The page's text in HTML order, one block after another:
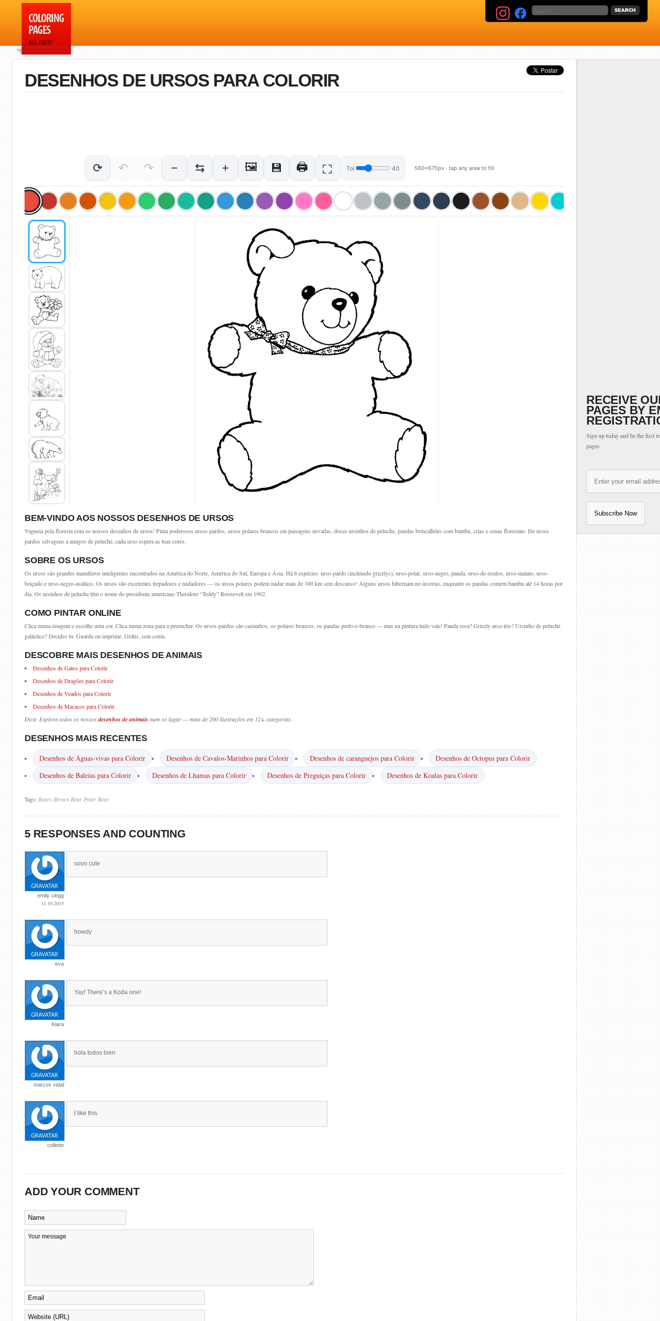
DESENHOS DE URSOS PARA COLORIR
BEM-VINDO AOS NOSSOS DESENHOS DE URSOS
Vagueia pela floresta com os nossos desenhos de ursos! Pinta poderosos ursos pardos, ursos polares brancos em paisagens nevadas, doces ursinhos de peluche, pandas brincalhões com bambu, crias e cenas florestais. De ursos
pardos selvagens a amigos de peluche, cada urso espera as tuas cores.
SOBRE OS URSOS
Os ursos são grandes mamíferos inteligentes encontrados na América do Norte, América do Sul, Europa e Ásia. Há 8 espécies: urso-pardo (incluindo grizzlys), urso-polar, urso-negro, panda, urso-de-óculos, urso-malaio, urso-
beiçudo e urso-negro-asiático. Os ursos são excelentes trepadores e nadadores — os ursos polares podem nadar mais de 300 km sem descanso! Alguns ursos hibernam no inverno, enquanto os pandas comem bambu até 14 horas por
dia. Os ursinhos de peluche têm o nome do presidente americano Theodore “Teddy” Roosevelt em 1902.
COMO PINTAR ONLINE
Clica numa imagem e escolhe uma cor. Clica numa zona para a preencher. Os ursos-pardos são castanhos, os polares brancos, os pandas preto-e-branco — mas na pintura tudo vale! Panda rosa? Grizzly arco-íris? Ursinho de peluche
galáctico? Decides tu. Guarda ou imprime. Grátis, sem conta.
DESCOBRE MAIS DESENHOS DE ANIMAIS
Desenhos de Gatos para Colorir
Desenhos de Dragões para Colorir
Desenhos de Veados para Colorir
Desenhos de Macacos para Colorir
Dica: Explora todos os nossosdesenhos de animais num só lugar — mais de 200 ilustrações em 12+ categorias.
DESENHOS MAIS RECENTES
Desenhos de Águas-vivas para Colorir Desenhos de Cavalos-Marinhos para Colorir Desenhos de caranguejos para Colorir
Desenhos de Octopus para Colorir
Desenhos de Baleias para Colorir
Desenhos de Lhamas para Colorir Desenhos de Preguiças para Colorir Desenhos de Koalas para Colorir
Tags: Bears Brown Bear Polar Bear
5 RESPONSES AND COUNTING
emily clegg
11.10.2015
sooo cute
eva
howdy
Kiara
Yay! There’s a Koda one!
marcos vidal
hola todos bien
collette
I like this
ADD YOUR COMMENT
RECEIVE
PAGES BY
Sign up today and be the first
pages.